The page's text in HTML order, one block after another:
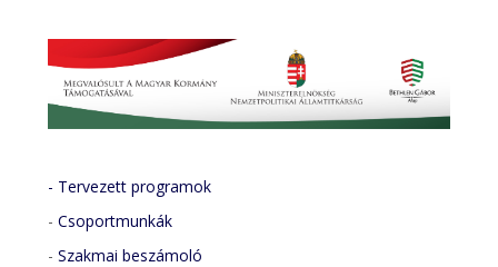
- Tervezett programok
-Csoportmunkák
-Szakmai beszámoló